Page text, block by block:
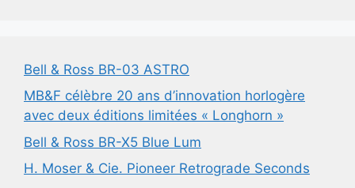
Bell & Ross BR-03 ASTRO
MB&F célèbre 20 ans d’innovation horlogère
avec deux éditions limitées « Longhorn »
Bell & Ross BR-X5 Blue Lum
H. Moser & Cie. Pioneer Retrograde Seconds